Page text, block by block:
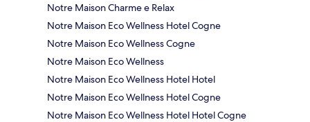
Notre Maison Charme e Relax
Notre Maison Eco Wellness Hotel Cogne
Notre Maison Eco Wellness Cogne
Notre Maison Eco Wellness
Notre Maison Eco Wellness Hotel Hotel
Notre Maison Eco Wellness Hotel Cogne
Notre Maison Eco Wellness Hotel Hotel Cogne